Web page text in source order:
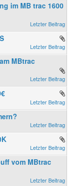
im MB trac 1600
MBtrac
vom MBtrac